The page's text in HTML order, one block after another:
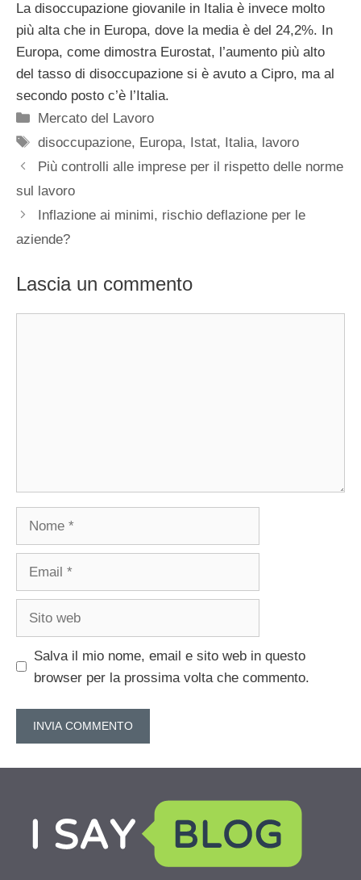
La disoccupazione giovanile in Italia è invece molto
più alta che in Europa, dove la media è del 24,2%. In
Europa, come dimostra Eurostat, l’aumento più alto
del tasso di disoccupazione si è avuto a Cipro, ma al
secondo posto c’è l’Italia.
Categorie
Mercato del Lavoro
Tag
disoccupazione, Europa, Istat, Italia, lavoro
Più controlli alle imprese per il rispetto delle norme
sul lavoro
Inflazione ai minimi, rischio deflazione per le
aziende?
Lascia un commento
Salva il mio nome, email e sito web in questo
browser per la prossima volta che commento.